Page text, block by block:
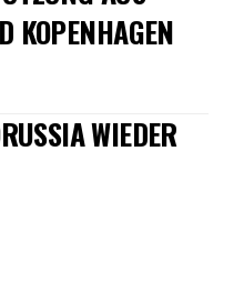
KOPENHAGEN
WIEDER